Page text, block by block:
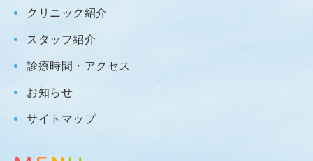
クリニック紹介
スタッフ紹介
診療時間・アクセス
お知らせ
サイトマップ